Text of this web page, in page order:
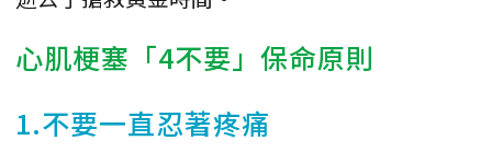
心肌梗塞「4不要」保命原則
1.不要一直忍著疼痛